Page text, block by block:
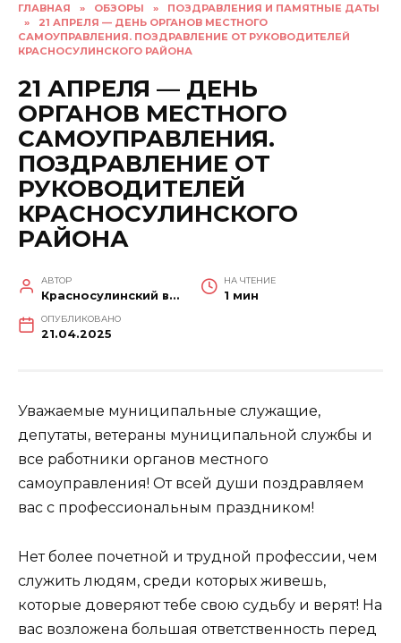
ГЛАВНАЯ » ОБЗОРЫ »
ПОЗДРАВЛЕНИЯ И ПАМЯТНЫЕ ДАТЫ
»
21 АПРЕЛЯ — ДЕНЬ ОРГАНОВ МЕСТНОГО
САМОУПРАВЛЕНИЯ. ПОЗДРАВЛЕНИЕ ОТ РУКОВОДИТЕЛЕЙ
КРАСНОСУЛИНСКОГО РАЙОНА
21 АПРЕЛЯ — ДЕНЬ
ОРГАНОВ МЕСТНОГО
САМОУПРАВЛЕНИЯ.
ПОЗДРАВЛЕНИЕ ОТ
РУКОВОДИТЕЛЕЙ
КРАСНОСУЛИНСКОГО
РАЙОНА
АВТОР
Красносулинский вестник
НА ЧТЕНИЕ
1 мин
ОПУБЛИКОВАНО
21.04.2025
Уважаемые муниципальные служащие,
депутаты, ветераны муниципальной службы и
все работники органов местного
самоуправления! От всей души поздравляем
вас с профессиональным праздником!
Нет более почетной и трудной профессии, чем
служить людям, среди которых живешь,
которые доверяют тебе свою судьбу и верят! На
вас возложена большая ответственность перед